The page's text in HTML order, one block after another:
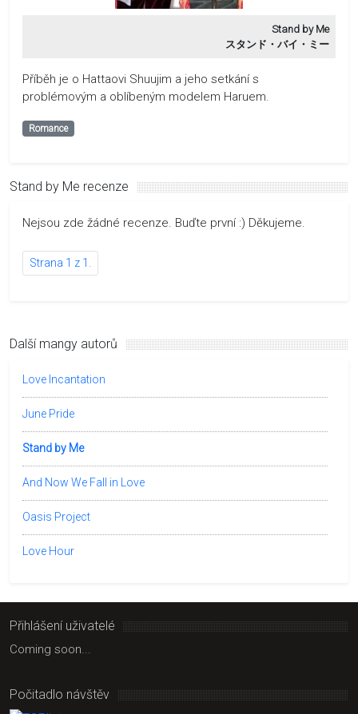
Stand by Me
スタンド・バイ・ミー
Příběh je o Hattaovi Shuujim a jeho setkání s
problémovým a oblíbeným modelem Haruem.
Romance
Stand by Me recenze
Nejsou zde žádné recenze. Buďte první :) Děkujeme.
Strana 1 z 1.
Další mangy autorů
Love Incantation
June Pride
Stand by Me
And Now We Fall in Love
Oasis Project
Love Hour
Přihlášení uživatelé
Coming soon...
Počitadlo návštěv